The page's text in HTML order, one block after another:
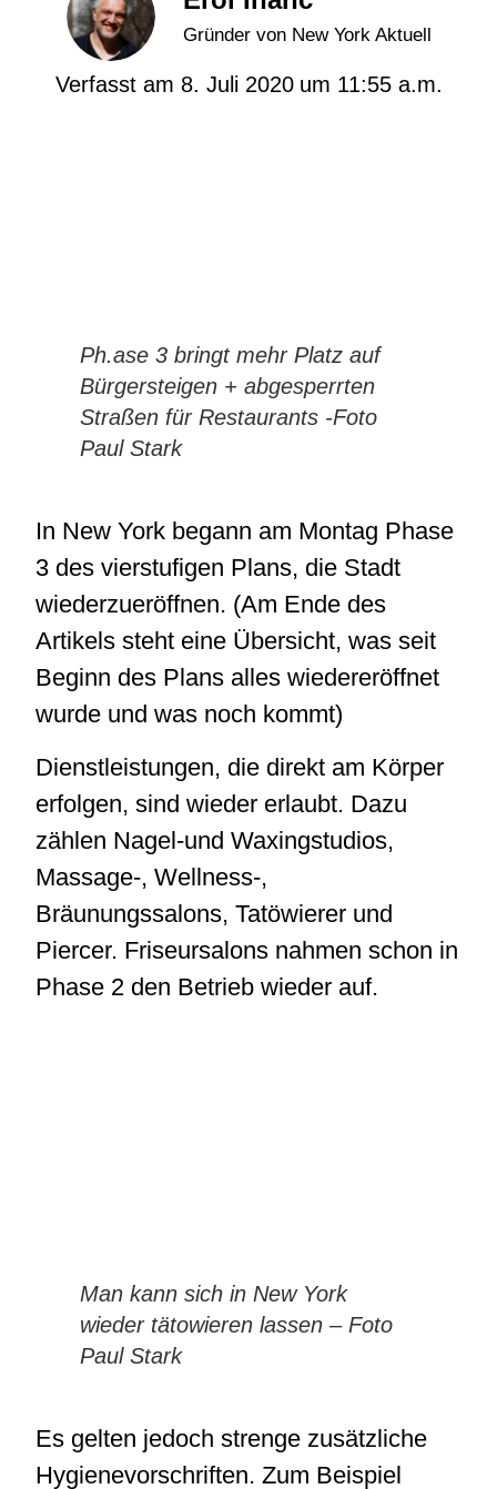
Gründer von New York Aktuell
Verfasst am 8. Juli 2020 um 11:55 a.m.
Ph.ase 3 bringt mehr Platz auf
Bürgersteigen + abgesperrten
Straßen für Restaurants -Foto
Paul Stark
In New York begann am Montag Phase
3 des vierstufigen Plans, die Stadt
wiederzueröffnen. (Am Ende des
Artikels steht eine Übersicht, was seit
Beginn des Plans alles wiedereröffnet
wurde und was noch kommt)
Dienstleistungen, die direkt am Körper
erfolgen, sind wieder erlaubt. Dazu
zählen Nagel-und Waxingstudios,
Massage-, Wellness-,
Bräunungssalons, Tatöwierer und
Piercer. Friseursalons nahmen schon in
Phase 2 den Betrieb wieder auf.
Man kann sich in New York
wieder tätowieren lassen – Foto
Paul Stark
Es gelten jedoch strenge zusätzliche
Hygienevorschriften. Zum Beispiel